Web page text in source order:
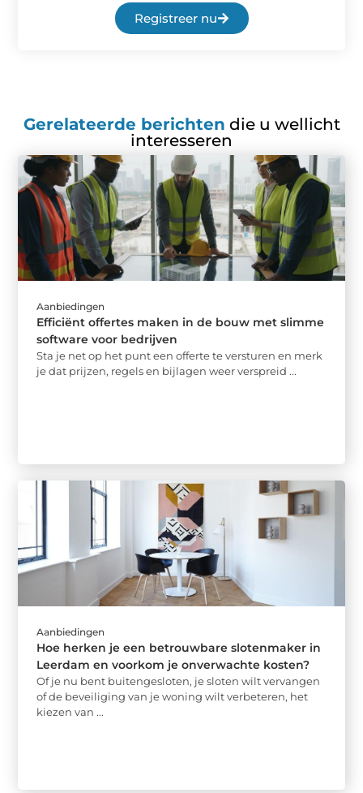
Registreer nu
Gerelateerde berichten die u wellicht
interesseren
Aanbiedingen
Efficiënt offertes maken in de bouw met slimme
software voor bedrijven
Sta je net op het punt een offerte te versturen en merk
je dat prijzen, regels en bijlagen weer verspreid ...
Aanbiedingen
Hoe herken je een betrouwbare slotenmaker in
Leerdam en voorkom je onverwachte kosten?
Of je nu bent buitengesloten, je sloten wilt vervangen
of de beveiliging van je woning wilt verbeteren, het
kiezen van ...